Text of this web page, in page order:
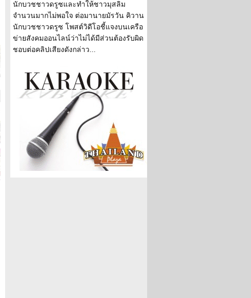
นักบวชชาวดรูซและทำให้ชาวมุสลิม
จำนวนมากไม่พอใจ ต่อมานายมัรวัน คิวาน
นักบวชชาวดรูซ โพสต์วิดีโอชี้แจงบนเครือ
ข่ายสังคมออนไลน์ว่าไม่ได้มีส่วนต้องรับผิด
ชอบต่อคลิปเสียงดังกล่าว...